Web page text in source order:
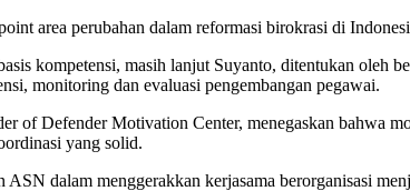
area perubahan dalam reformasi birokrasi di
kompetensi, masih lanjut Suyanto, ditentukan oleh
monitoring dan evaluasi pengembangan pegawai.
of Defender Motivation Center, menegaskan bahwa
yang solid.
ASN dalam menggerakkan kerjasama berorganisasi